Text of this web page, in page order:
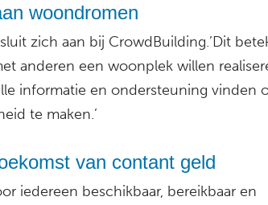
woondromen
sluit zich aan bij CrowdBuilding.’Dit
anderen een woonplek willen
informatie en ondersteuning vinden
te maken.’
van contant geld
iedereen beschikbaar, bereikbaar en